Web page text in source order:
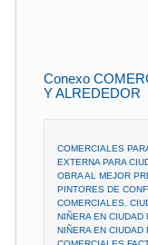
Conexo
Y ALREDEDOR
COMERCIALES
EXTERNA PARA
OBRA AL MEJOR
PINTORES DE
COMERCIALES.
NIÑERA EN CIUDAD
NIÑERA EN CIUDAD